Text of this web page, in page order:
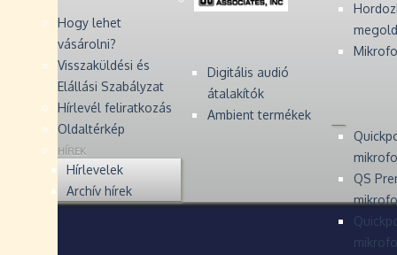
Digitális audió
átalakítók
Ambient termékek
QS
Hogy lehet
vásárolni?
Visszaküldési és
Elállási Szabályzat
Hírlevél feliratkozás
Oldaltérkép
HÍREK
Hírlevelek
Archív hírek